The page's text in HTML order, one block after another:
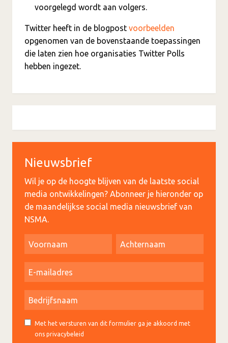
voorgelegd wordt aan volgers.
Twitter heeft in de blogpost voorbeelden
opgenomen van de bovenstaande toepassingen
die laten zien hoe organisaties Twitter Polls
hebben ingezet.
Nieuwsbrief
Wil je op de hoogte blijven van de laatste social
media ontwikkelingen? Abonneer je hieronder op
de maandelijkse social media nieuwsbrief van
NSMA.
Met het versturen van dit formulier ga je akkoord met
ons privacybeleid